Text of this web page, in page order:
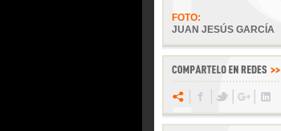
FOTO:
JUAN JESÚS GARCÍA